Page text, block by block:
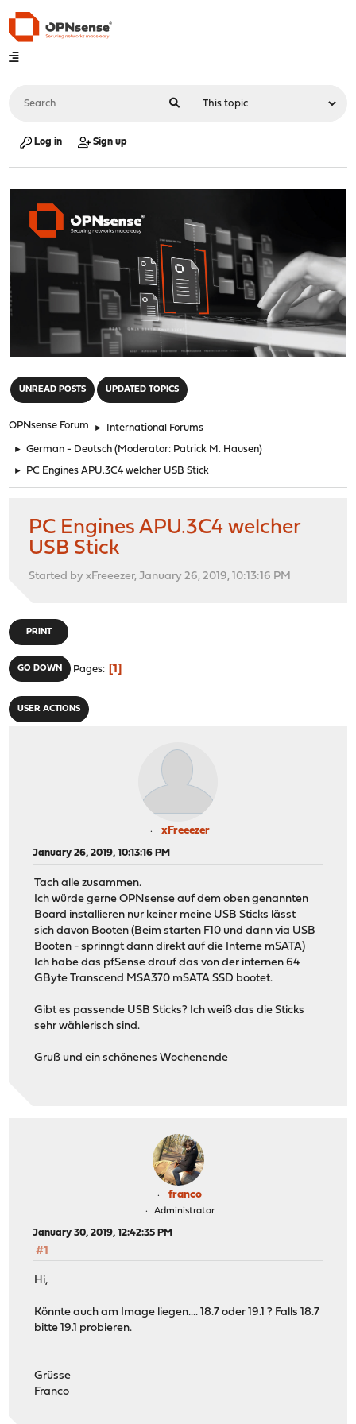
Log in Sign up
UNREAD POSTS UPDATED TOPICS
OPNsense Forum ► International Forums
► German - Deutsch (Moderator: Patrick M. Hausen)
► PC Engines APU.3C4 welcher USB Stick
PC Engines APU.3C4 welcher
USB Stick
Started by xFreeezer, January 26, 2019, 10:13:16 PM
PRINT
GO DOWN Pages 1
USER ACTIONS
xFreeezer
January 26, 2019, 10:13:16 PM
Tach alle zusammen.
Ich würde gerne OPNsense auf dem oben genannten
Board installieren nur keiner meine USB Sticks lässt
sich davon Booten (Beim starten F10 und dann via USB
Booten - sprinngt dann direkt auf die Interne mSATA)
Ich habe das pfSense drauf das von der internen 64
GByte Transcend MSA370 mSATA SSD bootet.
Gibt es passende USB Sticks? Ich weiß das die Sticks
sehr wählerisch sind.
Gruß und ein schönenes Wochenende
franco
Administrator
January 30, 2019, 12:42:35 PM
#1
Hi,
Könnte auch am Image liegen.... 18.7 oder 19.1 ? Falls 18.7
bitte 19.1 probieren.
Grüsse
Franco